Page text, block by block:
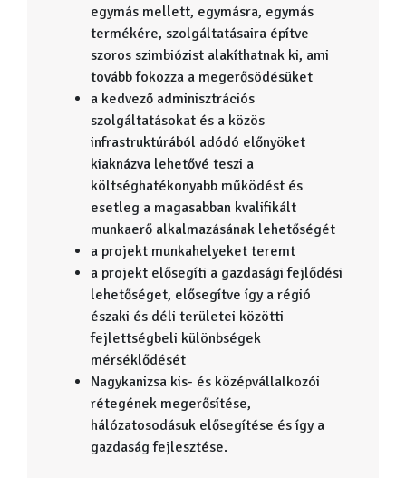
egymás mellett, egymásra, egymás
termékére, szolgáltatásaira építve
szoros szimbiózist alakíthatnak ki, ami
tovább fokozza a megerősödésüket
a kedvező adminisztrációs
szolgáltatásokat és a közös
infrastruktúrából adódó előnyöket
kiaknázva lehetővé teszi a
költséghatékonyabb működést és
esetleg a magasabban kvalifikált
munkaerő alkalmazásának lehetőségét
a projekt munkahelyeket teremt
a projekt elősegíti a gazdasági fejlődési
lehetőséget, elősegítve így a régió
északi és déli területei közötti
fejlettségbeli különbségek
mérséklődését
Nagykanizsa kis- és középvállalkozói
rétegének megerősítése,
hálózatosodásuk elősegítése és így a
gazdaság fejlesztése.